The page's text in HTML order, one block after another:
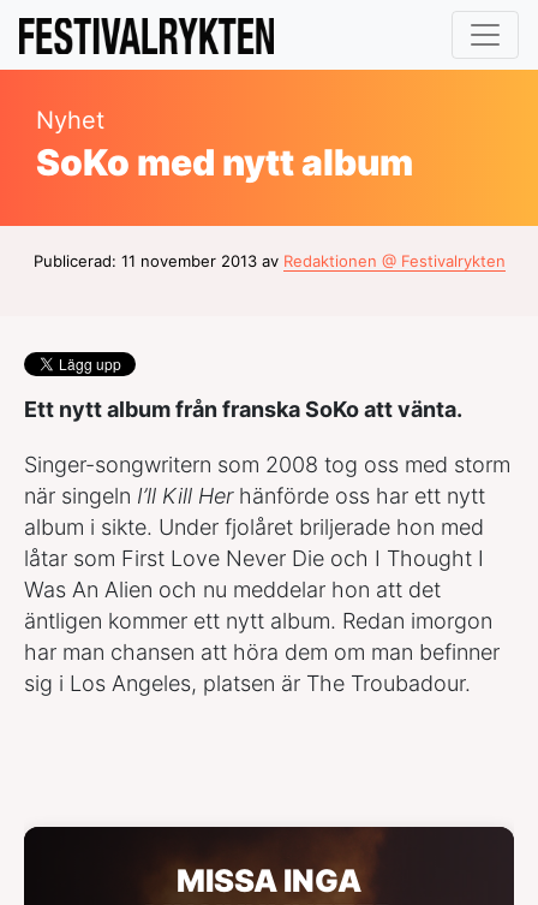
Nyhet
SoKo med nytt album
Publicerad: 11 november 2013 av Redaktionen @ Festivalrykten
Ett nytt album från franska SoKo att vänta.
Singer-songwritern som 2008 tog oss med storm
när singeln I’ll Kill Herhänförde oss har ett nytt
album i sikte. Under fjolåret briljerade hon med
låtar som First Love Never Die och I Thought I
Was An Alien och nu meddelar hon att det
äntligen kommer ett nytt album. Redan imorgon
har man chansen att höra dem om man befinner
sig i Los Angeles, platsen är The Troubadour.
MISSA INGA